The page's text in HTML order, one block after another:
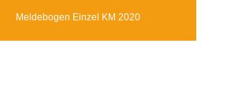
Meldebogen Einzel KM 2020